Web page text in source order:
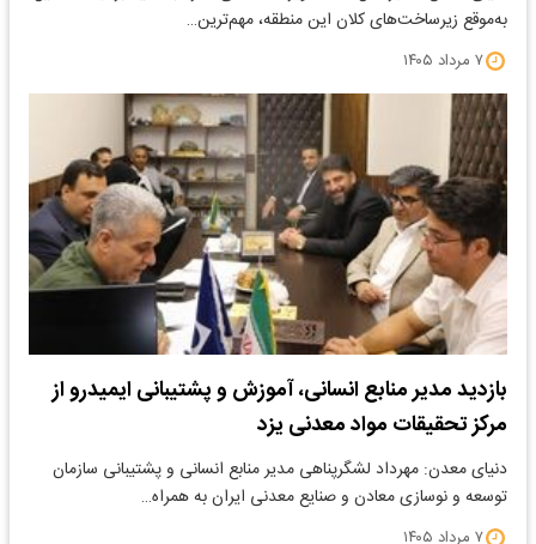
به‌موقع زیرساخت‌های کلان این منطقه، مهم‌ترین…
۷ مرداد ۱۴۰۵
بازدید مدیر منابع انسانی، آموزش و پشتیبانی ایمیدرو از
مرکز تحقیقات مواد معدنی یزد
دنیای معدن: مهرداد لشگرپناهی مدیر منابع انسانی و پشتیبانی سازمان
توسعه و نوسازی معادن و صنایع معدنی ایران به همراه…
۷ مرداد ۱۴۰۵